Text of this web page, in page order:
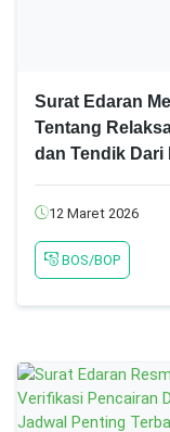
Surat Edaran
Tentang
dan Tendik Dari
12 Maret 2026
BOS/BOP